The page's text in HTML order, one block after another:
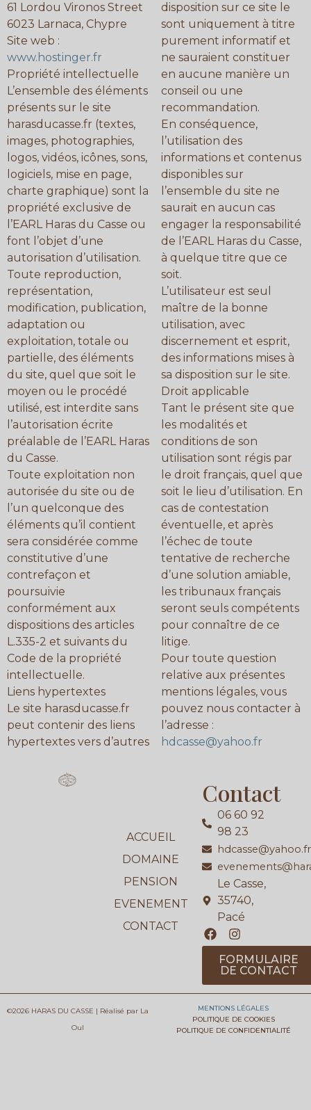
61 Lordou Vironos Street
6023 Larnaca, Chypre
Site web :
www.hostinger.fr
Propriété intellectuelle
L’ensemble des éléments
présents sur le site
harasducasse.fr (textes,
images, photographies,
logos, vidéos, icônes, sons,
logiciels, mise en page,
charte graphique) sont la
propriété exclusive de
l’EARL Haras du Casse ou
font l’objet d’une
autorisation d’utilisation.
Toute reproduction,
représentation,
modification, publication,
adaptation ou
exploitation, totale ou
partielle, des éléments
du site, quel que soit le
moyen ou le procédé
utilisé, est interdite sans
l’autorisation écrite
préalable de l’EARL Haras
du Casse.
Toute exploitation non
autorisée du site ou de
l’un quelconque des
éléments qu’il contient
sera considérée comme
constitutive d’une
contrefaçon et
poursuivie
conformément aux
dispositions des articles
L.335-2 et suivants du
Code de la propriété
intellectuelle.
Liens hypertextes
Le site harasducasse.fr
peut contenir des liens
hypertextes vers d’autres
disposition sur ce site le
sont uniquement à titre
purement informatif et
ne sauraient constituer
en aucune manière un
conseil ou une
recommandation.
En conséquence,
l’utilisation des
informations et contenus
disponibles sur
l’ensemble du site ne
saurait en aucun cas
engager la responsabilité
de l’EARL Haras du Casse,
à quelque titre que ce
soit.
L’utilisateur est seul
maître de la bonne
utilisation, avec
discernement et esprit,
des informations mises à
sa disposition sur le site.
Droit applicable
Tant le présent site que
les modalités et
conditions de son
utilisation sont régis par
le droit français, quel que
soit le lieu d’utilisation. En
cas de contestation
éventuelle, et après
l’échec de toute
tentative de recherche
d’une solution amiable,
les tribunaux français
seront seuls compétents
pour connaître de ce
litige.
Pour toute question
relative aux présentes
mentions légales, vous
pouvez nous contacter à
l’adresse :
hdcasse@yahoo.fr
ACCUEIL
DOMAINE
PENSION
EVENEMENT
CONTACT
Contact
06 60 92
98 23
hdcasse@yahoo.fr
Le Casse,
35740,
Pacé
F
a
b
o
o
k
I
n
s
t
a
g
r
a
m
FORMULAIRE
DE CONTACT
©2026 HARAS DU CASSE | Réalisé par La
Oul
MENTIONS LÉGALES
POLITIQUE DE COOKIES
POLITIQUE DE CONFIDENTIALITÉ